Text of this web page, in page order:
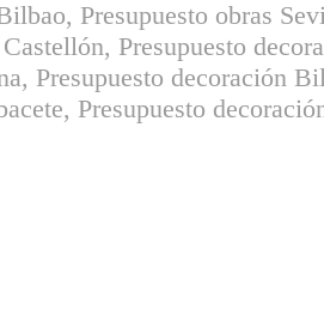
Presupuesto obras
Presupuesto
Presupuesto decoración
Presupuesto